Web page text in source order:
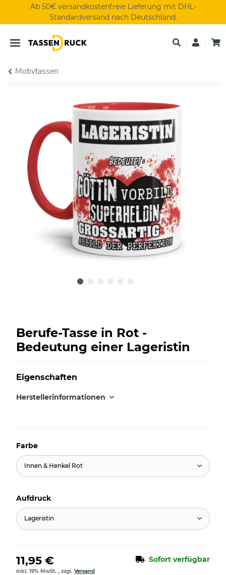
Ab 50€ versandkostenfreie Lieferung mit DHL-
Standardversand nach Deutschland.
Motivtassen
Berufe-Tasse in Rot -
Bedeutung einer Lageristin
Eigenschaften
Herstellerinformationen
Farbe
Innen & Henkel Rot
Aufdruck
Lageristin
11,95 € Sofort verfügbar
inkl. 19% MwSt. , zzgl. Versand